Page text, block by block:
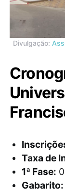
Divulgação:
Taxa de
1ª Fase:
Gabarito: